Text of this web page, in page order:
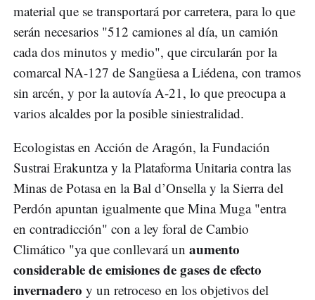
material que se transportará por carretera, para lo que
serán necesarios "512 camiones al día, un camión
cada dos minutos y medio", que circularán por la
comarcal NA-127 de Sangüesa a Liédena, con tramos
sin arcén, y por la autovía A-21, lo que preocupa a
varios alcaldes por la posible siniestralidad.
Ecologistas en Acción de Aragón, la Fundación
Sustrai Erakuntza y la Plataforma Unitaria contra las
Minas de Potasa en la Bal d’Onsella y la Sierra del
Perdón apuntan igualmente que Mina Muga "entra
en contradicción" con a ley foral de Cambio
Climático "ya que conllevará un aumento
considerable de emisiones de gases de efecto
invernadero y un retroceso en los objetivos del